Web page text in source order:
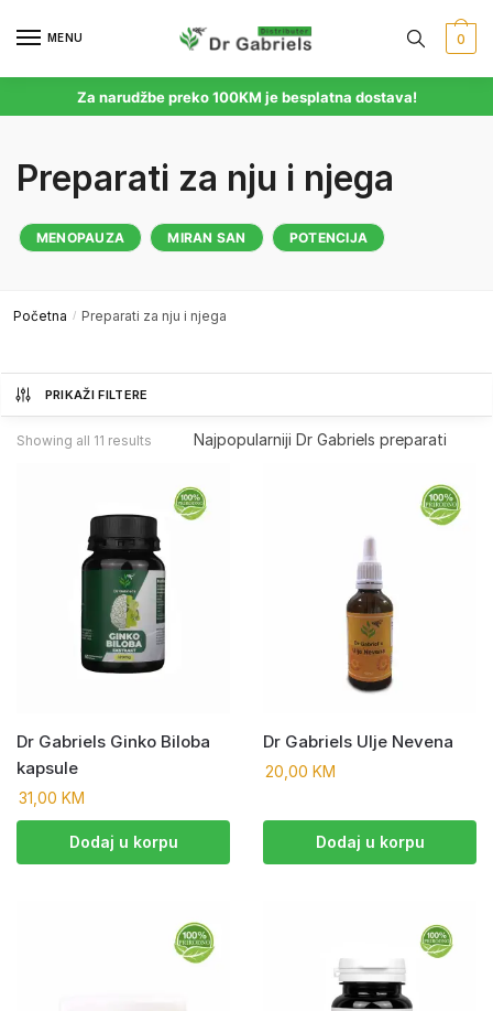
MENU 0
Za narudžbe preko 100KM je besplatna dostava!
Preparati za nju i njega
MENOPAUZA MIRAN SAN POTENCIJA
Početna / Preparati za nju i njega
PRIKAŽI FILTERE
Showing all 11 results
Dr Gabriels Ginko Biloba
kapsule
31,00 KM
Dodaj u korpu
Dr Gabriels Ulje Nevena
20,00 KM
Dodaj u korpu